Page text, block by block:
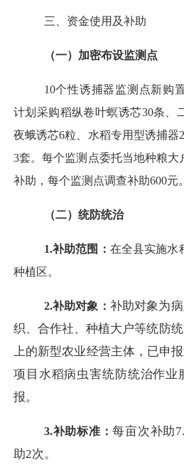
三、资金使用及补助
（一）加密布设监测点
10个性诱捕器监测点新购
计划采购稻纵卷叶螟诱芯30条、
夜蛾诱芯6粒、水稻专用型诱捕器
3套。每个监测点委托当地种粮
补助，每个监测点调查补助600元。
（二）统防统治
1.补助范围： 在全县实施水
种植区。
2.补助对象： 补助对象为
织、合作社、种植大户等统防
上的新型农业经营主体，已申
项目水稻病虫害统防统治作业
报。
3.补助标准：每亩次补助
助2次。